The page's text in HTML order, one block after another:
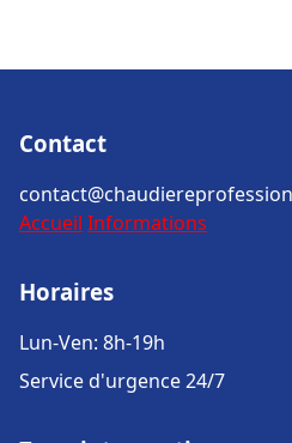
Contact
Accueil Informations
Horaires
Lun-Ven: 8h-19h
Service d'urgence 24/7